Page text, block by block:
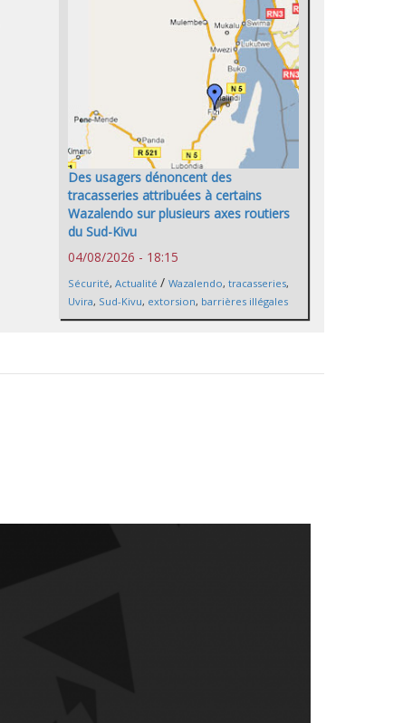
Des usagers dénoncent des
tracasseries attribuées à certains
Wazalendo sur plusieurs axes routiers
du Sud-Kivu
04/08/2026 - 18:15
Sécurité, Actualité / Wazalendo, tracasseries,
Uvira, Sud-Kivu, extorsion, barrières illégales